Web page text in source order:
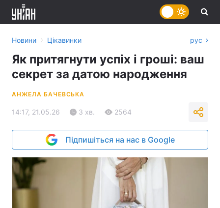
Новини › Цікавинки рус
Як притягнути успіх і гроші: ваш
секрет за датою народження
АНЖЕЛА БАЧЕВСЬКА
14:17, 21.05.26 3 хв. 2564
Підпишіться на нас в Google